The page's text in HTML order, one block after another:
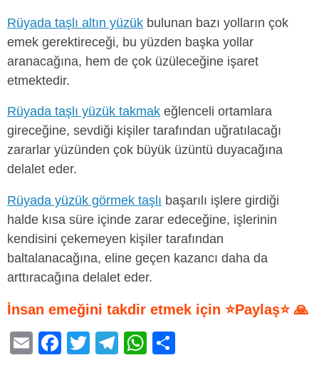
Rüyada taşlı altın yüzük bulunan bazı yolların çok
emek gerektireceği, bu yüzden başka yollar
aranacağına, hem de çok üzüleceğine işaret
etmektedir.
Rüyada taşlı yüzük takmak eğlenceli ortamlara
gireceğine, sevdiği kişiler tarafından uğratılacağı
zararlar yüzünden çok büyük üzüntü duyacağına
delalet eder.
Rüyada yüzük görmek taşlı başarılı işlere girdiği
halde kısa süre içinde zarar edeceğine, işlerinin
kendisini çekemeyen kişiler tarafından
baltalanacağına, eline geçen kazancı daha da
arttıracağına delalet eder.
İnsan emeğini takdir etmek için ⭐Paylaş⭐ 🙏
E
F
T
T
W